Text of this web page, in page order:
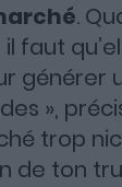
.
faut
»,
trop
de ton
Spotify